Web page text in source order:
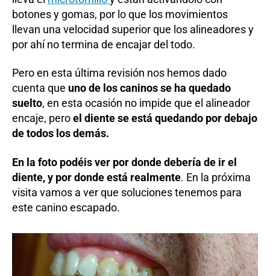
botones y gomas, por lo que los movimientos
llevan una velocidad superior que los alineadores y
por ahí no termina de encajar del todo.
Pero en esta última revisión nos hemos dado
cuenta que uno de los caninos se ha quedado
suelto, en esta ocasión no impide que el alineador
encaje, peroel diente se está quedando por debajo
de todos los demás.
En la foto podéis ver por donde debería de ir el
diente, y por donde está realmente. En la próxima
visita vamos a ver que soluciones tenemos para
este canino escapado.